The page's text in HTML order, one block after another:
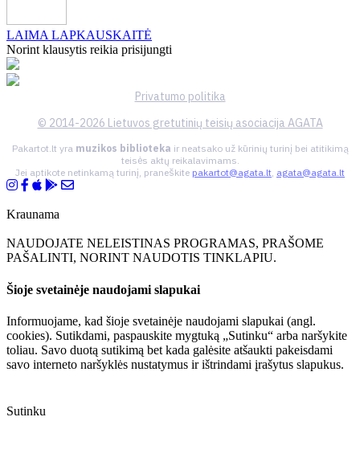
LAIMA LAPKAUSKAITĖ
Norint klausytis reikia prisijungti
Privatumo politika
© 2014-2026 Lietuvos gretutinių teisių asociacija AGATA
Pakartot.lt yra muzikos biblioteka ir neatsako už kūrinių turinį bei atitikimą
teisės aktų reikalavimams.
Jei aptikote netinkamą turinį, praneškite pakartot@agata.lt, agata@agata.lt
Kraunama
NAUDOJATE NELEISTINAS PROGRAMAS, PRAŠOME
PAŠALINTI, NORINT NAUDOTIS TINKLAPIU.
Šioje svetainėje naudojami slapukai
Informuojame, kad šioje svetainėje naudojami slapukai (angl.
cookies). Sutikdami, paspauskite mygtuką „Sutinku“ arba naršykite
toliau. Savo duotą sutikimą bet kada galėsite atšaukti pakeisdami
savo interneto naršyklės nustatymus ir ištrindami įrašytus slapukus.
Sutinku